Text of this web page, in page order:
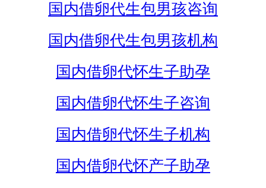
国内借卵代生包男孩咨询
国内借卵代生包男孩机构
国内借卵代怀生子助孕
国内借卵代怀生子咨询
国内借卵代怀生子机构
国内借卵代怀产子助孕